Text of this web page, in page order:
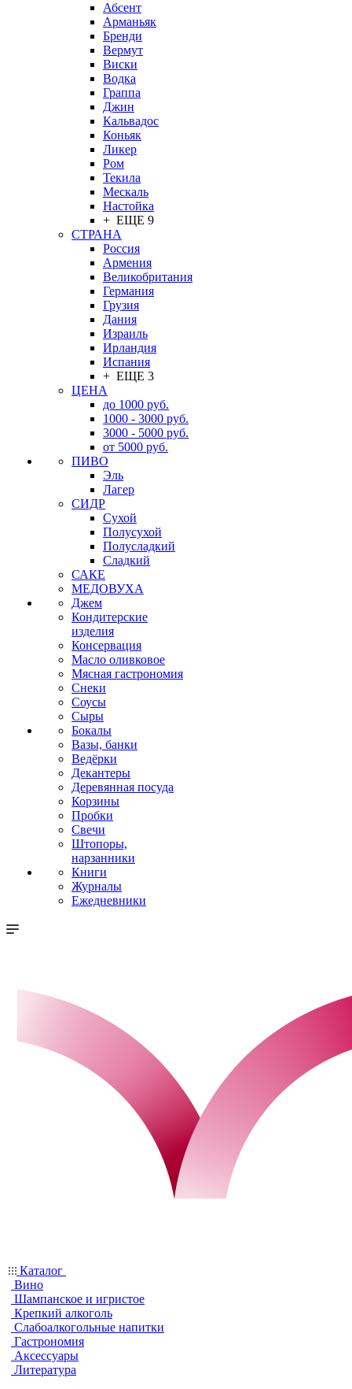
Абсент
Арманьяк
Бренди
Вермут
Виски
Водка
Граппа
Джин
Кальвадос
Коньяк
Ликер
Ром
Текила
Мескаль
Настойка
+ ЕЩЕ 9
СТРАНА
Россия
Армения
Великобритания
Германия
Грузия
Дания
Израиль
Ирландия
Испания
+ ЕЩЕ 3
ЦЕНА
до 1000 руб.
1000 - 3000 руб.
3000 - 5000 руб.
от 5000 руб.
ПИВО
Эль
Лагер
СИДР
Сухой
Полусухой
Полусладкий
Сладкий
САКЕ
МЕДОВУХА
Джем
Кондитерские
изделия
Консервация
Масло оливковое
Мясная гастрономия
Снеки
Соусы
Сыры
Бокалы
Вазы, банки
Ведёрки
Декантеры
Деревянная посуда
Корзины
Пробки
Свечи
Штопоры,
нарзанники
Книги
Журналы
Ежедневники
Каталог
Вино
Шампанское и игристое
Крепкий алкоголь
Слабоалкогольные напитки
Гастрономия
Аксессуары
Литература